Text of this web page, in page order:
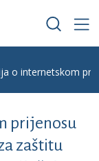
o internetskom
prijenosu
zaštitu